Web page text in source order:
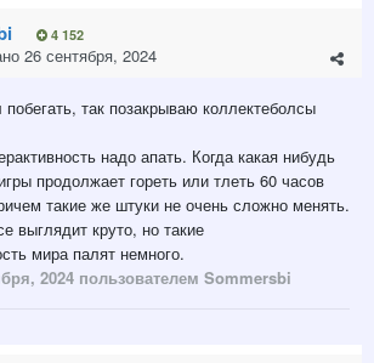
4 152
26 сентября, 2024
так позакрываю коллектеболсы
надо апать. Когда какая нибудь
продолжает гореть или тлеть 60 часов
такие же штуки не очень сложно менять.
выглядит круто, но такие
мира палят немного.
2024 пользователем Sommersbi